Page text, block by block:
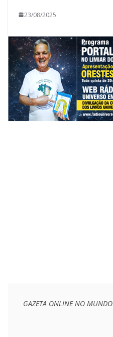
23/08/2025
GAZETA ONLINE NO MUNDO